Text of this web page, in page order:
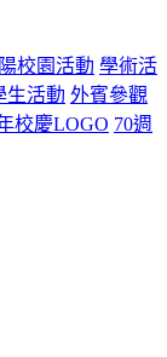
校園活動 學術活
生活動 外賓參觀
校慶LOGO 70週